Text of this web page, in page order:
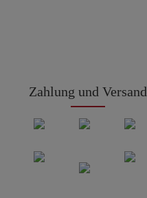
Zahlung und Versand